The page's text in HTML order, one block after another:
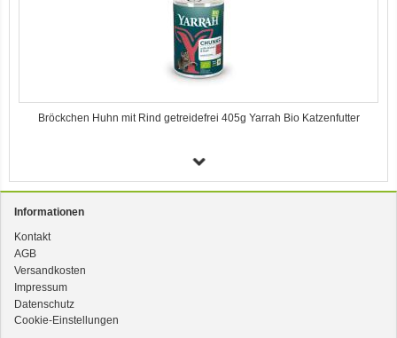
Bröckchen Huhn mit Rind getreidefrei 405g Yarrah Bio Katzenfutter
Magen-Darm 400g BIOPUR Bio Diätfutter für Hunde
Informationen
Kontakt
AGB
Versandkosten
Impressum
Datenschutz
Cookie-Einstellungen